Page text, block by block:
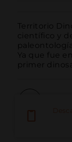
Territorio
científico y
Ya que fue
primer